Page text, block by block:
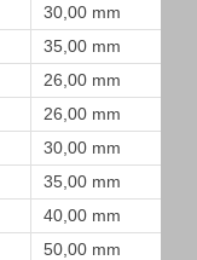
30,00 mm
35,00 mm
26,00 mm
26,00 mm
30,00 mm
35,00 mm
40,00 mm
50,00 mm